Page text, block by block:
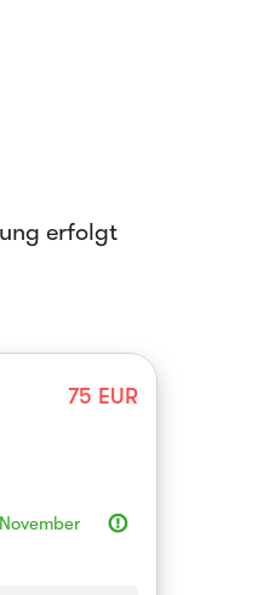
erfolgt
75 EUR
error_outline